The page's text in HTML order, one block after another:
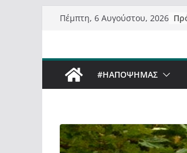
Μετάβαση
Πέμπτη, 6 Αυγούστου, 2026
#ΗΑΠΟΨΗΜΑΣ